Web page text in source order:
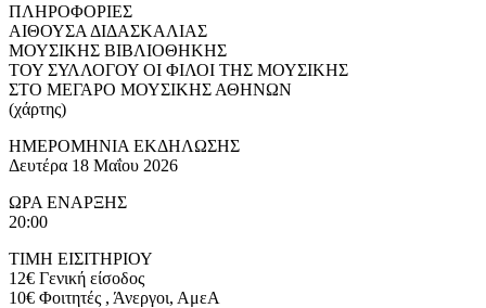
ΠΛΗΡΟΦΟΡΙΕΣ
ΑΙΘΟΥΣΑ ΔΙΔΑΣΚΑΛΙΑΣ
ΜΟΥΣΙΚΗΣ ΒΙΒΛΙΟΘΗΚΗΣ
ΤΟΥ ΣΥΛΛΟΓΟΥ ΟΙ ΦΙΛΟΙ ΤΗΣ ΜΟΥΣΙΚΗΣ
ΣΤΟ ΜΕΓΑΡΟ ΜΟΥΣΙΚΗΣ ΑΘΗΝΩΝ
(χάρτης)
ΗΜΕΡΟΜΗΝΙΑ ΕΚΔΗΛΩΣΗΣ
Δευτέρα 18 Μαΐου 2026
ΩΡΑ ΕΝΑΡΞΗΣ
20:00
ΤΙΜΗ ΕΙΣΙΤΗΡΙΟΥ
12€ Γενική είσοδος
10€ Φοιτητές , Άνεργοι, ΑμεΑ